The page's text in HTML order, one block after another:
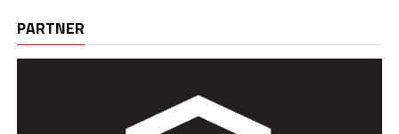
PARTNER